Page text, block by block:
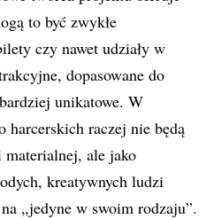
to być zwykłe
czy nawet udziały w
dopasowane do
unikatowe. W
raczej nie będą
ale jako
kreatywnych ludzi
„jedyne w swoim rodzaju”.